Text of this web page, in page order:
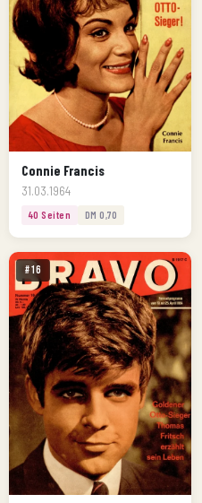
Connie Francis
31.03.1964
40 Seiten DM 0,70
#16